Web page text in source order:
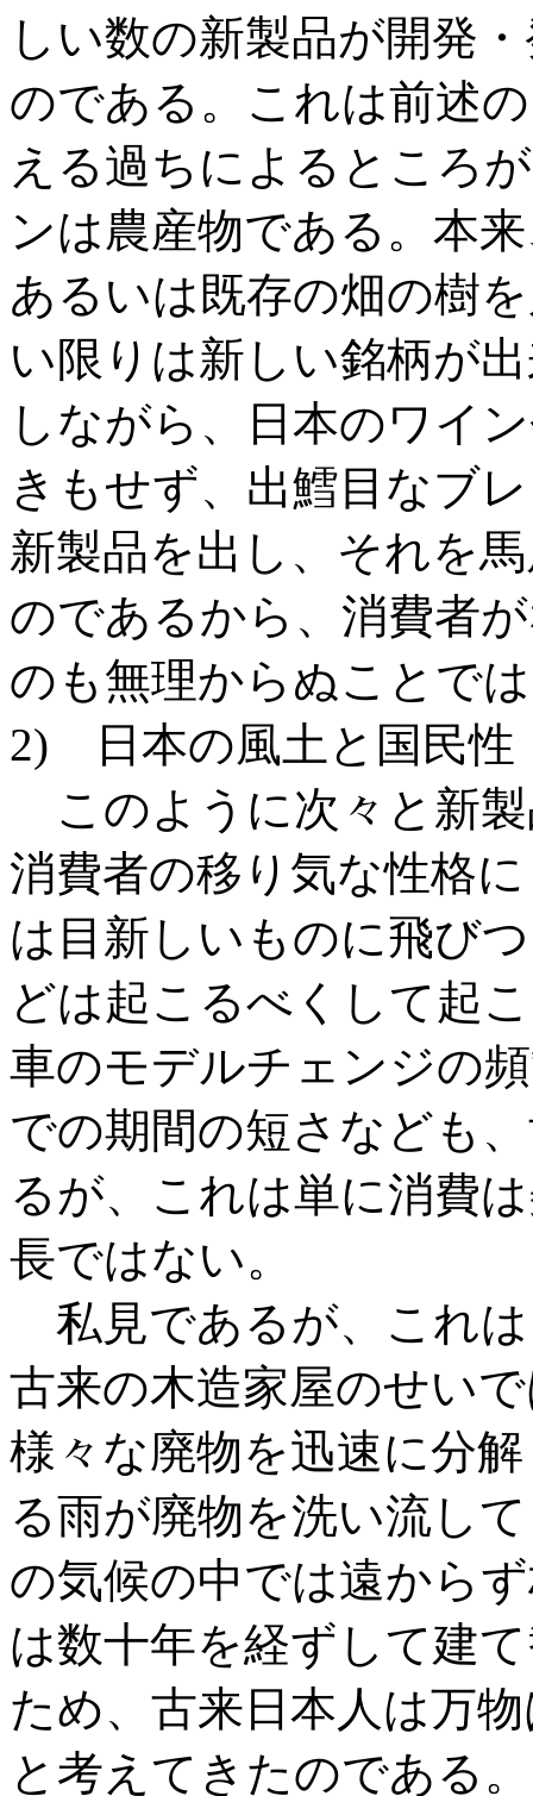
しい数の新製品が開発
のである。これは前述
える過ちによるところ
ンは農産物である。本
あるいは既存の畑の樹
い限りは新しい銘柄が
しながら、日本のワイ
きもせず、出鱈目なブ
新製品を出し、それを
のであるから、消費者
のも無理からぬことで
2) 日本の風土と国民性
このように次々と新
消費者の移り気な性格
は目新しいものに飛び
どは起こるべくして起
車のモデルチェンジの
での期間の短さなども
るが、これは単に消費
長ではない。
私見であるが、これ
古来の木造家屋のせい
様々な廃物を迅速に分
る雨が廃物を洗い流し
の気候の中では遠から
は数十年を経ずして建
ため、古来日本人は万
と考えてきたのである